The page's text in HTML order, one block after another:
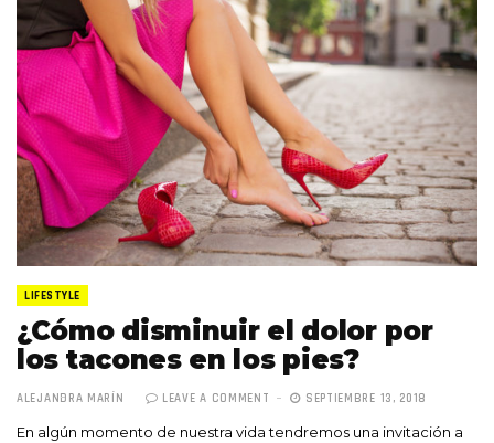
LIFESTYLE
¿Cómo disminuir el dolor por
los tacones en los pies?
ALEJANDRA MARÍN LEAVE A COMMENT SEPTIEMBRE 13, 2018
En algún momento de nuestra vida tendremos una invitación a